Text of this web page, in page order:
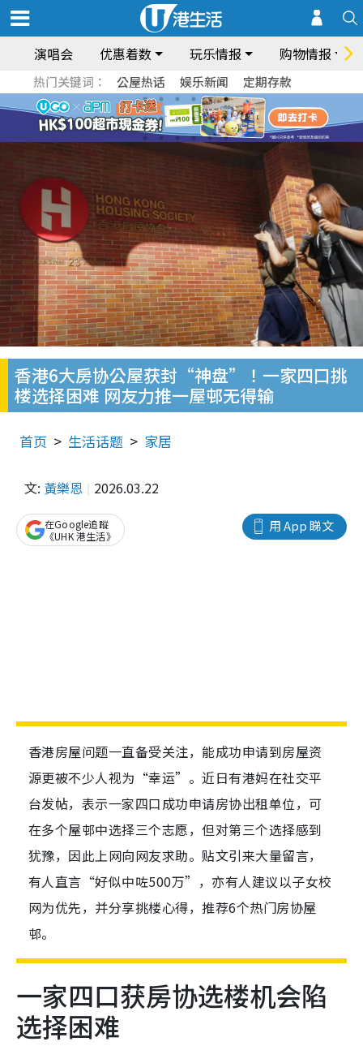
演唱会 优惠着数 玩乐情报 购物情报
热门关键词： 公屋热话 娱乐新闻 定期存款
香港6大房协公屋获封“神盘”！一家四口挑
楼选择困难 网友力推一屋邨无得输
首页 生活话题 家居
文: 黃樂恩 2026.03.22
用 App 睇文
在Google追蹤
《UHK 港生活》
香港房屋问题一直备受关注，能成功申请到房屋资
源更被不少人视为“幸运”。近日有港妈在社交平
台发帖，表示一家四口成功申请房协出租单位，可
在多个屋邨中选择三个志愿，但对第三个选择感到
犹豫，因此上网向网友求助。贴文引来大量留言，
有人直言“好似中咗500万”，亦有人建议以子女校
网为优先，并分享挑楼心得，推荐6个热门房协屋
邨。
一家四口获房协选楼机会陷
选择困难